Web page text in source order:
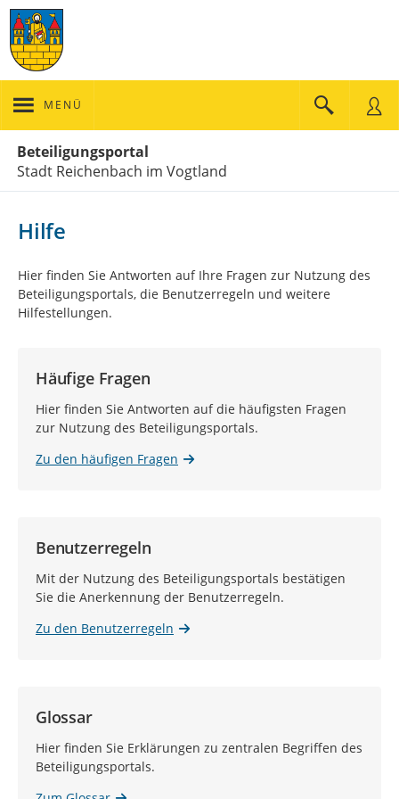
MENÜ
Beteiligungsportal
Stadt Reichenbach im Vogtland
Hilfe
Hier finden Sie Antworten auf Ihre Fragen zur Nutzung des
Beteiligungsportals, die Benutzerregeln und weitere
Hilfestellungen.
Häufige Fragen
Hier finden Sie Antworten auf die häufigsten Fragen
zur Nutzung des Beteiligungsportals.
Zu den häufigen Fragen
Benutzerregeln
Mit der Nutzung des Beteiligungsportals bestätigen
Sie die Anerkennung der Benutzerregeln.
Zu den Benutzerregeln
Glossar
Hier finden Sie Erklärungen zu zentralen Begriffen des
Beteiligungsportals.